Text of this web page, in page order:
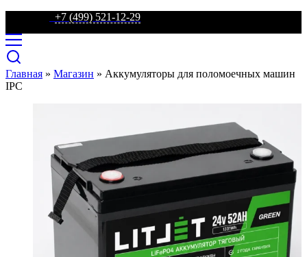
+7 (499) 521-12-29
Главная » Магазин » Аккумуляторы для поломоечных машин
IPC